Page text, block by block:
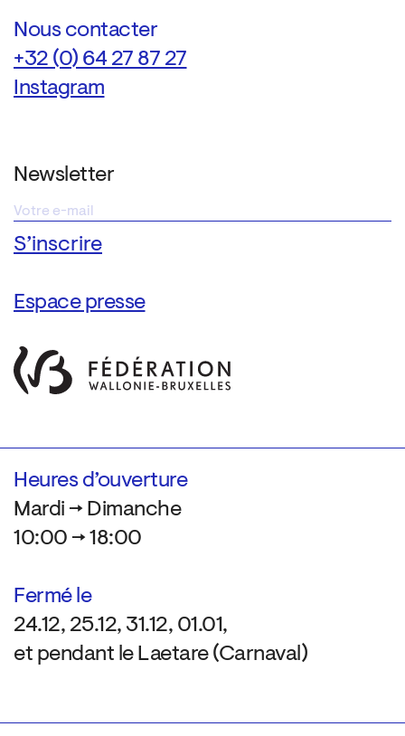
Nous contacter
+32 (0) 64 27 87 27
Instagram
Newsletter
Espace presse
Heures d’ouverture
Mardi → Dimanche
10:00 → 18:00
Fermé le
24.12, 25.12, 31.12, 01.01,
et pendant le Laetare (Carnaval)